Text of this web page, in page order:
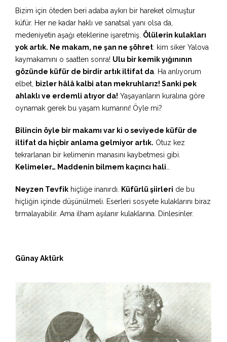
Bizim için öteden beri adaba aykırı bir hareket olmuştur
küfür. Her ne kadar haklı ve sanatsal yanı olsa da,
medeniyetin aşağı eteklerine işaretmiş. Ölülerin kulakları
yok artık. Ne makam, ne şan ne şöhret: kim siker Yalova
kaymakamını o saatten sonra! Ulu bir kemik yığınının
gözünde küfür de birdir artık iltifat da. Ha anlıyorum
elbet, bizler hâlâ kalbi atan mekruhlarız! Sanki pek
ahlaklı ve erdemli atıyor da! Yaşayanların kuralına göre
oynamak gerek bu yaşam kumarını! Öyle mi?
Bilincin öyle bir makamı var ki o seviyede küfür de
iltifat da hiçbir anlama gelmiyor artık. Otuz kez
tekrarlanan bir kelimenin manasını kaybetmesi gibi.
Kelimeler… Maddenin bilmem kaçıncı hali…
Neyzen Tevfik hiçliğe inanırdı. Küfürlü şiirleri de bu
hiçliğin içinde düşünülmeli. Eserleri sosyete kulaklarını biraz
tırmalayabilir. Ama ilham aşılanır kulaklarına. Dinlesinler.
Günay Aktürk